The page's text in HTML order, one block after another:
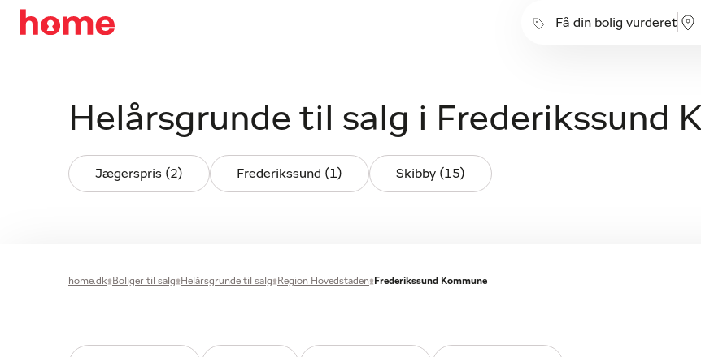
Få din bolig vurderet
Helårsgrunde til salg i Frederikssund
Jægerspris (2) Frederikssund (1) Skibby (15)
home.dk Boliger til salg Helårsgrunde til salg Region Hovedstaden Frederikssund Kommune